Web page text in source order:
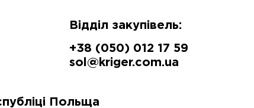
Відділ закупівель:
+38 (050) 012 17 59
sol@kriger.com.ua
Польща